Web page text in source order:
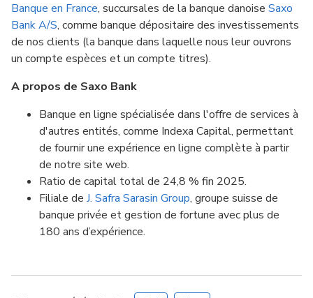
Banque en France, succursales de la banque danoise Saxo
Bank A/S, comme banque dépositaire des investissements
de nos clients (la banque dans laquelle nous leur ouvrons
un compte espèces et un compte titres).
A propos de Saxo Bank
Banque en ligne spécialisée dans l'offre de services à
d'autres entités, comme Indexa Capital, permettant
de fournir une expérience en ligne complète à partir
de notre site web.
Ratio de capital total de 24,8 % fin 2025.
Filiale de J. Safra Sarasin Group, groupe suisse de
banque privée et gestion de fortune avec plus de
180 ans d’expérience.